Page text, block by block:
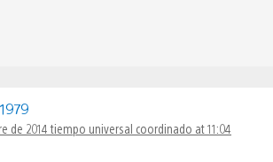
de 2014 tiempo universal coordinado at 11:04